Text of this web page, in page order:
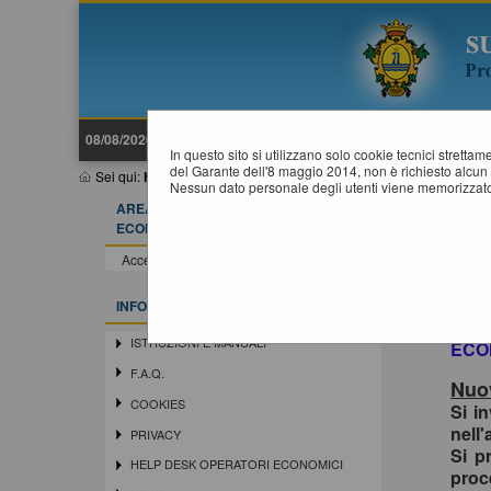
08/08/2026 13:29
Sei qui:Home
In questo sito si utilizzano solo cookie tecnici
del Garante dell'8 maggio 2014, non è richiesto
Nessun dato personale degli utenti viene
AREA RISERVATA OPERATORE
ECONOMICO
Accedi - Registrati
INFORMAZIONI
ISTRUZIONI E MANUALI
F.A.Q.
COOKIES
PRIVACY
HELP DESK OPERATORI ECONOMICI
In
Si
Si
Si